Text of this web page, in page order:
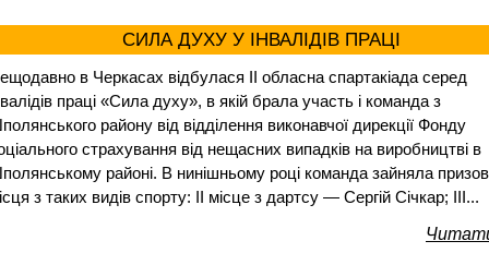
СИЛА ДУХУ У ІНВАЛІДІВ ПРАЦІ
в Черкасах відбулася ІІ обласна спартакіада серед
праці «Сила духу», в якій брала участь і команда з
району від відділення виконавчої дирекції Фонду
страхування від нещасних випадків на виробництві в
районі. В нинішньому році команда зайняла
з таких видів спорту: ІІ місце з дартсу — Сергій Січкар; ІІІ...